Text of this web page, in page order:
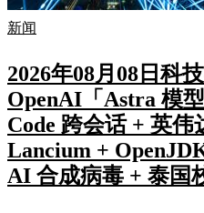
新闻
2026年08月08日科
OpenAI「Astra 模
Code 跨会话 + 英伟
Lancium +
AI 合成病毒 + 泰国